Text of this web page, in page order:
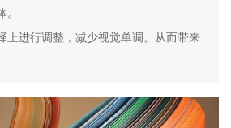
上进行调整，减少视觉单调。从而带来